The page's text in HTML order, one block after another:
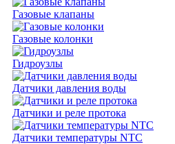
Газовые клапаны
Газовые колонки
Гидроузлы
Датчики давления воды
Датчики и реле протока
Датчики температуры NTC